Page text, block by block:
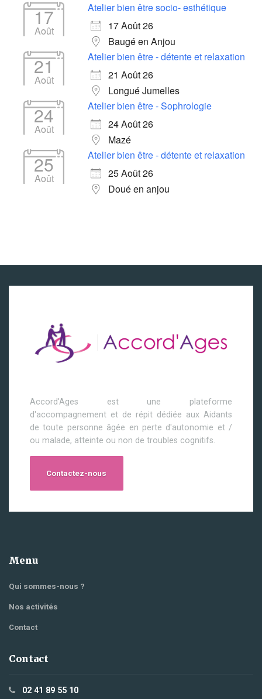
17
Août
Atelier bien être socio- esthétique
17 Août 26
Baugé en Anjou
21
Août
Atelier bien être - détente et relaxation
21 Août 26
Longué Jumelles
24
Août
Atelier bien être - Sophrologie
24 Août 26
Mazé
25
Août
Atelier bien être - détente et relaxation
25 Août 26
Doué en anjou
Accord'Ages est une plateforme
d'accompagnement et de répit dédiée aux Aidants
de toute personne âgée en perte d'autonomie et /
ou malade, atteinte ou non de troubles cognitifs.
Contactez-nous
Menu
Qui sommes-nous ?
Nos activités
Contact
Contact
02 41 89 55 10